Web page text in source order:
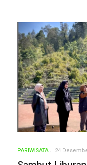
PARIWISATA 24